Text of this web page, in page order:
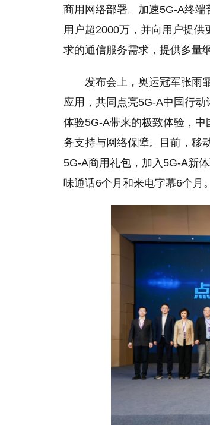
商用网络部署。加速5G-A终
用户超2000万，并向用户提
求的通信服务需求，提供多量
发布会上，奥运冠军张雨
应用，共同点亮5G-A中国行
体验5G-A带来的极致体验，
务支持与网络保障。目前，移
5G-A商用礼包，加入5G-A新
味通话6个月和来电字幕6个月。